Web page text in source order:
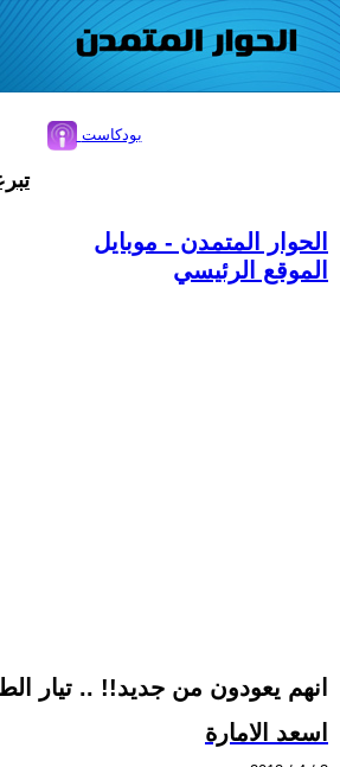
بودكاست
الحوار المتمدن - موبايل
الموقع الرئيسي
انهم يعودون من جديد!! .. تيار
اسعد الامارة